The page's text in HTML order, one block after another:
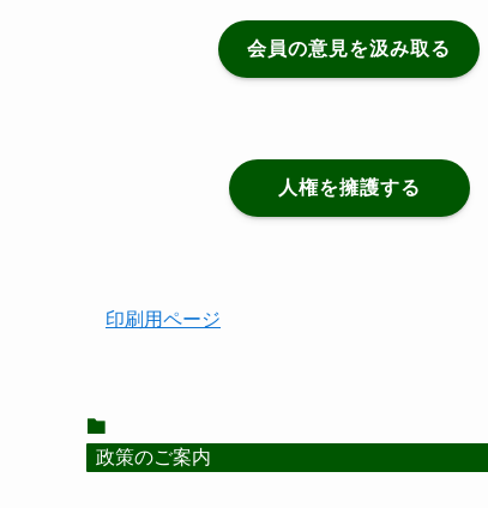
会員の意見を汲み取る
人権を擁護する
印刷用ページ
政策のご案内